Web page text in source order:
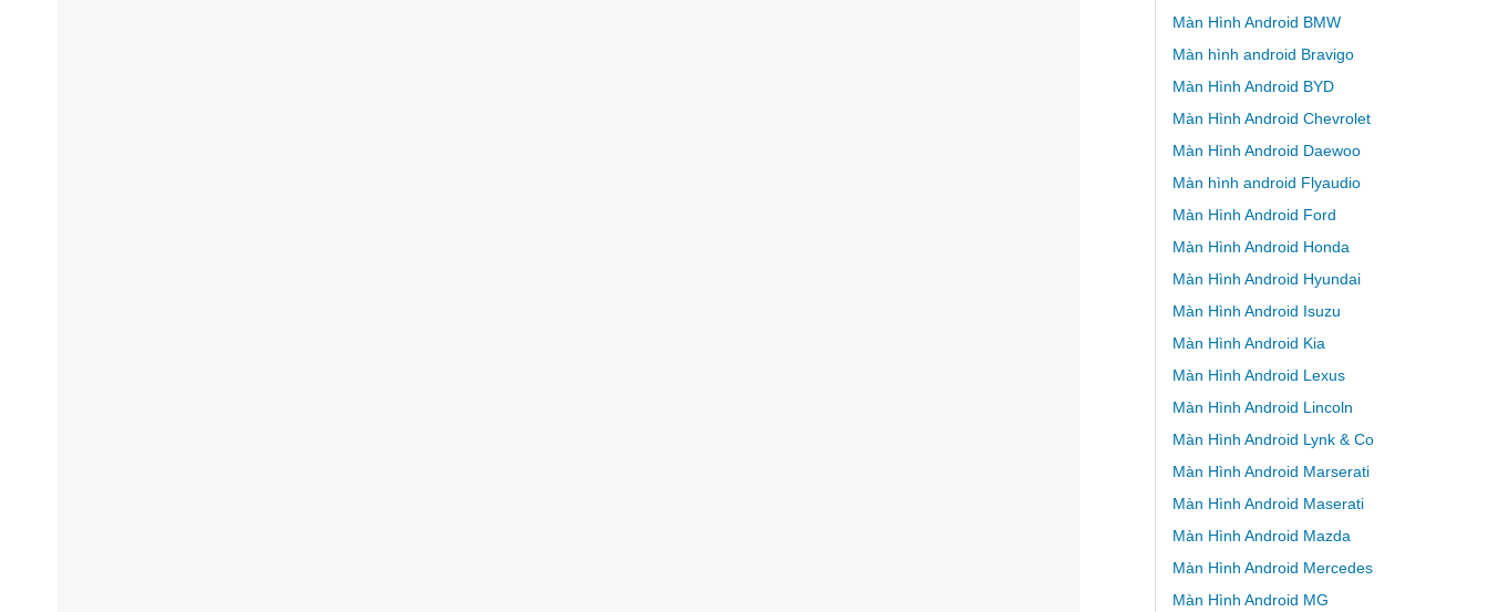
Màn Hình Android BMW
Màn hình android Bravigo
Màn Hình Android BYD
Màn Hình Android Chevrolet
Màn Hình Android Daewoo
Màn hình android Flyaudio
Màn Hình Android Ford
Màn Hình Android Honda
Màn Hình Android Hyundai
Màn Hình Android Isuzu
Màn Hình Android Kia
Màn Hình Android Lexus
Màn Hình Android Lincoln
Màn Hình Android Lynk & Co
Màn Hình Android Marserati
Màn Hình Android Maserati
Màn Hình Android Mazda
Màn Hình Android Mercedes
Màn Hình Android MG